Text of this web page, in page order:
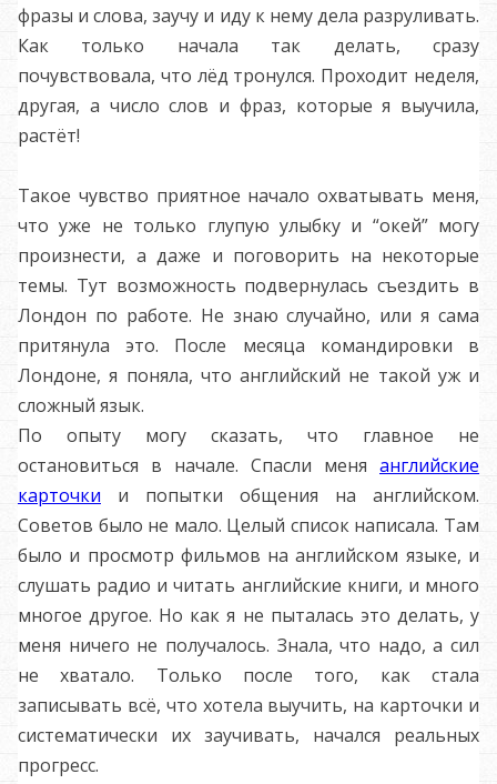
фразы и слова, заучу и иду к нему дела разруливать.
Как только начала так делать, сразу
почувствовала, что лёд тронулся. Проходит неделя,
другая, а число слов и фраз, которые я выучила,
растёт!
Такое чувство приятное начало охватывать меня,
что уже не только глупую улыбку и “окей” могу
произнести, а даже и поговорить на некоторые
темы. Тут возможность подвернулась съездить в
Лондон по работе. Не знаю случайно, или я сама
притянула это. После месяца командировки в
Лондоне, я поняла, что английский не такой уж и
сложный язык.
По опыту могу сказать, что главное не
остановиться в начале. Спасли меня английские
карточки и попытки общения на английском.
Советов было не мало. Целый список написала. Там
было и просмотр фильмов на английском языке, и
слушать радио и читать английские книги, и много
многое другое. Но как я не пыталась это делать, у
меня ничего не получалось. Знала, что надо, а сил
не хватало. Только после того, как стала
записывать всё, что хотела выучить, на карточки и
систематически их заучивать, начался реальных
прогресс.